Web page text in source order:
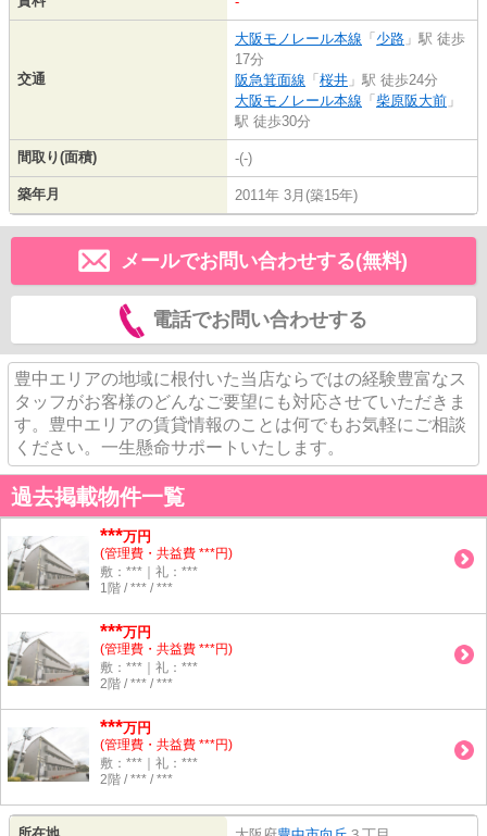
交通
大阪モノレール本線 「 少路 」駅 徒歩
17分
阪急箕面線 「 桜井 」駅 徒歩24分
大阪モノレール本線 「 柴原阪大前 」
駅 徒歩30分
間取り(面積) -(-)
築年月 2011年 3月(築15年)
メールでお問い合わせする(無料)
電話でお問い合わせする
豊中エリアの地域に根付いた当店ならではの経験豊富なス
タッフがお客様のどんなご要望にも対応させていただきま
す。豊中エリアの賃貸情報のことは何でもお気軽にご相談
ください。一生懸命サポートいたします。
過去掲載物件一覧
***万円
(管理費・共益費 ***円)
敷：***｜礼：***
1階 / *** / ***
***万円
(管理費・共益費 ***円)
敷：***｜礼：***
2階 / *** / ***
***万円
(管理費・共益費 ***円)
敷：***｜礼：***
2階 / *** / ***